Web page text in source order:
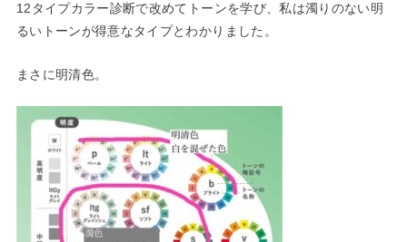
12タイプカラー診断で改めてトーンを学び、私は濁りのない明
るいトーンが得意なタイプとわかりました。
まさに明清色。